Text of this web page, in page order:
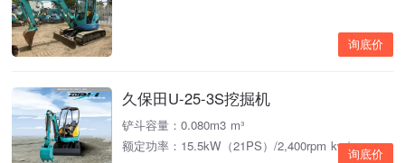
询底价
久保田U-25-3S挖掘机
铲斗容量：0.080m3 m³
额定功率：15.5kW（21PS）/2,400rpm kw/rpm
询底价